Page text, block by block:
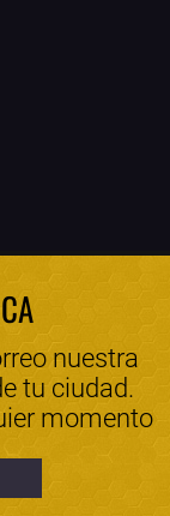
nuestra
tu ciudad.
momento